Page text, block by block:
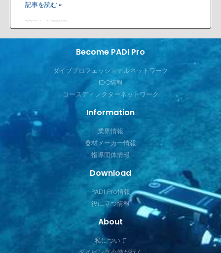
記事を読む »
01/08/2026 コメントはまだありません
Become PADI Pro
ダイブプロフェッショナルネットワーク
IDC情報
コースディレクターネットワーク
Information
業界情報
器材メーカー情報
指導団体情報
Download
PADI Pro情報
役に立つ情報
About
私について